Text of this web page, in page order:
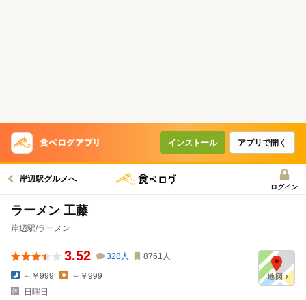
インストール アプリで開く
岸辺駅グルメへ
ログイン
ラーメン 工藤
岸辺駅/ラーメン
3.52 328人 8761 人
～￥999
～￥999
日曜日